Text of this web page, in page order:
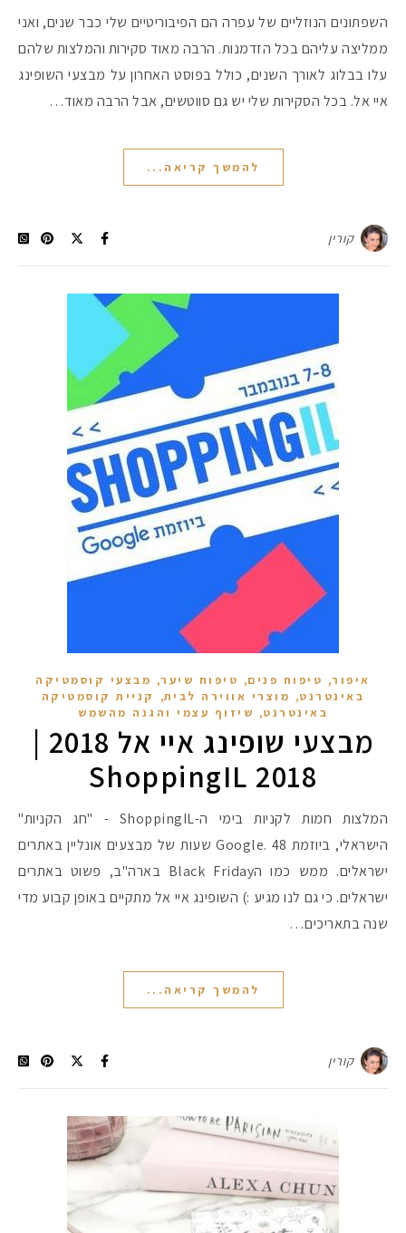
השפתונים הנוזליים של עפרה הם הפיבוריטיים שלי כבר שנים, ואני
ממליצה עליהם בכל הזדמנות. הרבה מאוד סקירות והמלצות שלהם
עלו בבלוג לאורך השנים, כולל בפוסט האחרון על מבצעי השופינג
איי אל. בכל הסקירות שלי יש גם סווטשים, אבל הרבה מאוד…
להמשך קריאה...
קורין
איפור, טיפוח פנים, טיפוח שיער, מבצעי קוסמטיקה
באינטרנט, מוצרי אווירה לבית,
קניית קוסמטיקה
באינטרנט, שיזוף עצמי והגנה מהשמש
מבצעי שופינג איי אל 2018 |
ShoppingIL 2018
המלצות חמות לקניות בימי ה-ShoppingIL - "חג הקניות"
הישראלי, ביוזמת Google. 48 שעות של מבצעים אונליין באתרים
ישראלים. ממש כמו הBlack Friday בארה"ב, פשוט באתרים
ישראלים. כי גם לנו מגיע :) השופינג איי אל מתקיים באופן קבוע מדי
שנה בתאריכים…
להמשך קריאה...
קורין